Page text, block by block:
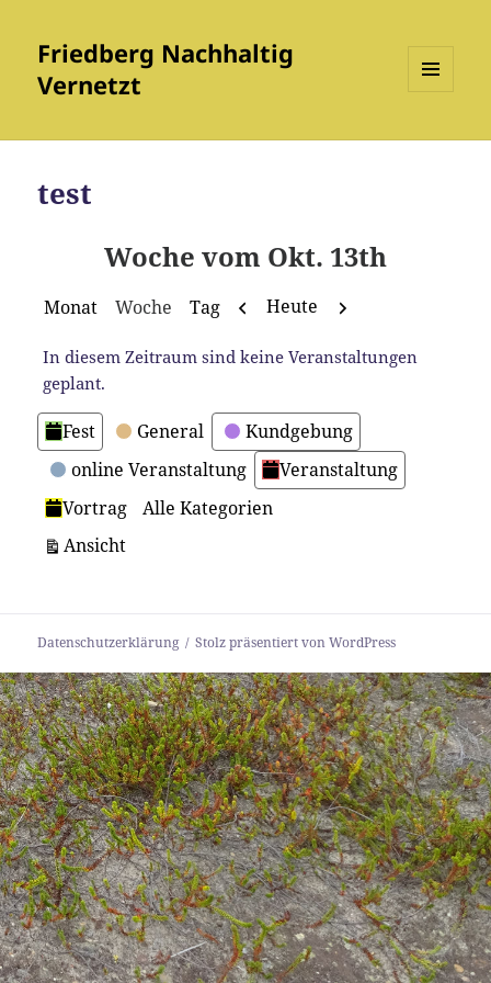
Friedberg Nachhaltig
Vernetzt
WIDGETS
test
Woche vom Okt. 13th
Monat Woche Tag Zurück
Heute Weiter
In diesem Zeitraum sind keine Veranstaltungen
geplant.
Kategorien
Fest General
Kundgebung
online Veranstaltung
Veranstaltung
Vortrag
Alle Kategorien
Ansichtausdrucken
Datenschutzerklärung Stolz präsentiert von WordPress